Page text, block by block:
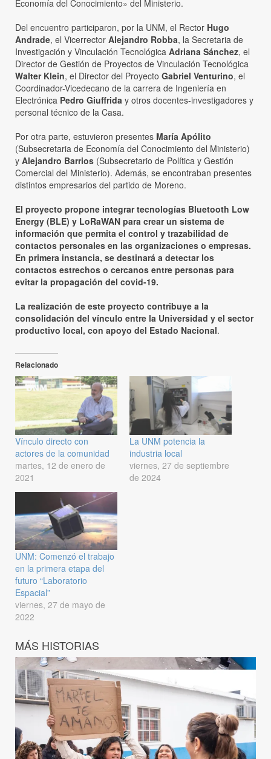
Economía del Conocimiento» del Ministerio.
Del encuentro participaron, por la UNM, el Rector Hugo
Andrade, el Vicerrector Alejandro Robba, la Secretaria de
Investigación y Vinculación Tecnológica Adriana Sánchez, el
Director de Gestión de Proyectos de Vinculación Tecnológica
Walter Klein, el Director del Proyecto Gabriel Venturino, el
Coordinador-Vicedecano de la carrera de Ingeniería en
Electrónica Pedro Giuffrida y otros docentes-investigadores y
personal técnico de la Casa.
Por otra parte, estuvieron presentes María Apólito
(Subsecretaria de Economía del Conocimiento del Ministerio)
y Alejandro Barrios (Subsecretario de Política y Gestión
Comercial del Ministerio). Además, se encontraban presentes
distintos empresarios del partido de Moreno.
El proyecto propone integrar tecnologías Bluetooth Low
Energy (BLE) y LoRaWAN para crear un sistema de
información que permita el control y trazabilidad de
contactos personales en las organizaciones o empresas.
En primera instancia, se destinará a detectar los
contactos estrechos o cercanos entre personas para
evitar la propagación del covid-19.
La realización de este proyecto contribuye a la
consolidación del vínculo entre la Universidad y el sector
productivo local, con apoyo del Estado Nacional.
Relacionado
Vínculo directo con
actores de la comunidad
martes, 12 de enero de
2021
La UNM potencia la
industria local
viernes, 27 de septiembre
de 2024
UNM: Comenzó el trabajo
en la primera etapa del
futuro “Laboratorio
Espacial”
viernes, 27 de mayo de
2022
MÁS HISTORIAS